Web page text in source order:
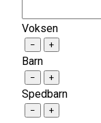
Voksen
− +
Barn
− +
Spedbarn
− +